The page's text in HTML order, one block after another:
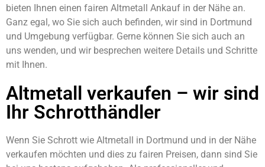
bieten Ihnen einen fairen Altmetall Ankauf in der Nähe an.
Ganz egal, wo Sie sich auch befinden, wir sind in Dortmund
und Umgebung verfügbar. Gerne können Sie sich auch an
uns wenden, und wir besprechen weitere Details und Schritte
mit Ihnen.
Altmetall verkaufen – wir sind
Ihr Schrotthändler
Wenn Sie Schrott wie Altmetall in Dortmund und in der Nähe
verkaufen möchten und dies zu fairen Preisen, dann sind Sie